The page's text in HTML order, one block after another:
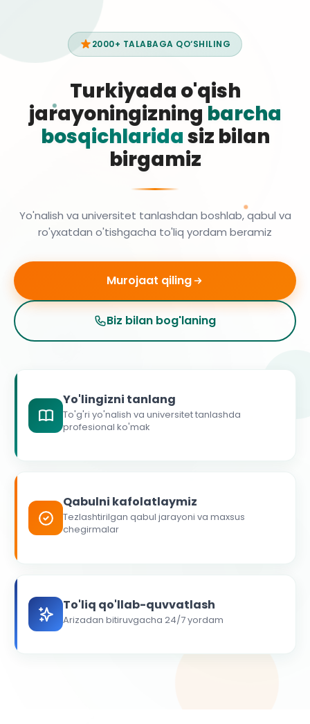
2000+ TALABAGA QO‘SHILING
Turkiyada o'qish
jarayoningizning barcha
bosqichlaridasiz bilan
birgamiz
Yo'nalish va universitet tanlashdan boshlab, qabul va
ro'yxatdan o'tishgacha to'liq yordam beramiz
Murojaat qiling
Biz bilan bog'laning
Yo'lingizni tanlang
To'g'ri yo'nalish va universitet tanlashda
profesional ko'mak
Qabulni kafolatlaymiz
Tezlashtirilgan qabul jarayoni va maxsus
chegirmalar
To'liq qo'llab-quvvatlash
Arizadan bitiruvgacha 24/7 yordam